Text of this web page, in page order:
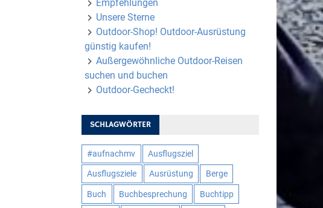
Empfehlungen
Unsere Sterne
Outdoor-Shop! Outdoor-Ausrüstung
günstig kaufen!
Außergewöhnliche Outdoor-Reisen
suchen und buchen
Outdoor-Gecheckt!
SCHLAGWÖRTER
#aufnachmv Ausflugsziel
Ausflugsziele Ausrüstung Berge
Buch Buchbesprechung Buchtipp